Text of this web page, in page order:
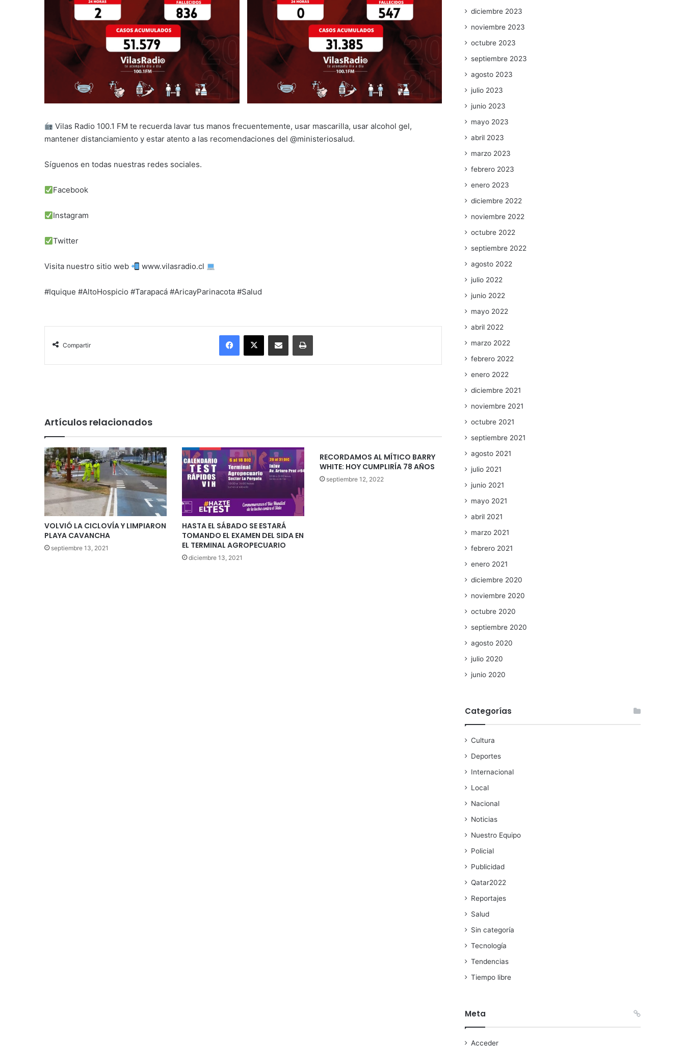
Vilas Radio 100.1 FM te recuerda lavar tus manos frecuentemente, usar mascarilla, usar alcohol gel,
mantener distanciamiento y estar atento a las recomendaciones del @ministeriosalud.
Síguenos en todas nuestras redes sociales.
Facebook
Instagram
Twitter
Visita nuestro sitio web www.vilasradio.cl
#Iquique #AltoHospicio #Tarapacá #AricayParinacota #Salud
Compartir
Facebook
X Enviar vía email Imprimir
Artículos relacionados
VOLVIÓ LA CICLOVÍA Y LIMPIARON
PLAYA CAVANCHA
septiembre 13, 2021
HASTA EL SÁBADO SE ESTARÁ
TOMANDO EL EXAMEN DEL SIDA EN
EL TERMINAL AGROPECUARIO
diciembre 13, 2021
RECORDAMOS AL MÍTICO BARRY
WHITE: HOY CUMPLIRÍA 78 AÑOS
septiembre 12, 2022
diciembre 2023
noviembre 2023
octubre 2023
septiembre 2023
agosto 2023
julio 2023
junio 2023
mayo 2023
abril 2023
marzo 2023
febrero 2023
enero 2023
diciembre 2022
noviembre 2022
octubre 2022
septiembre 2022
agosto 2022
julio 2022
junio 2022
mayo 2022
abril 2022
marzo 2022
febrero 2022
enero 2022
diciembre 2021
noviembre 2021
octubre 2021
septiembre 2021
agosto 2021
julio 2021
junio 2021
mayo 2021
abril 2021
marzo 2021
febrero 2021
enero 2021
diciembre 2020
noviembre 2020
octubre 2020
septiembre 2020
agosto 2020
julio 2020
junio 2020
Categorías
Cultura
Deportes
Internacional
Local
Nacional
Noticias
Nuestro Equipo
Policial
Publicidad
Qatar2022
Reportajes
Salud
Sin categoría
Tecnología
Tendencias
Tiempo libre
Meta
Acceder